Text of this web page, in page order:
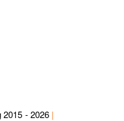
- 2026 |